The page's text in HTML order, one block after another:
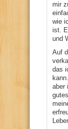
mir
wie
ist.
und
Auf
das
aber